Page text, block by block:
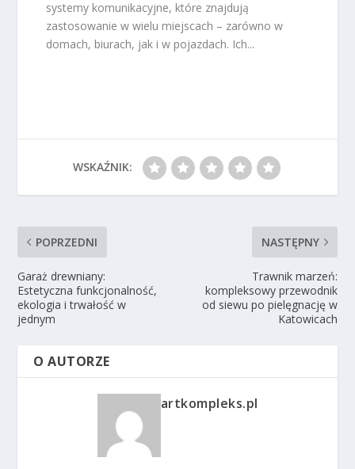
systemy komunikacyjne, które znajdują
zastosowanie w wielu miejscach – zarówno w
domach, biurach, jak i w pojazdach. Ich...
WSKAŹNIK:
POPRZEDNI
Garaż drewniany:
Estetyczna funkcjonalność,
ekologia i trwałość w
jednym
NASTĘPNY
Trawnik marzeń:
kompleksowy przewodnik
od siewu po pielęgnację w
Katowicach
O AUTORZE
artkompleks.pl